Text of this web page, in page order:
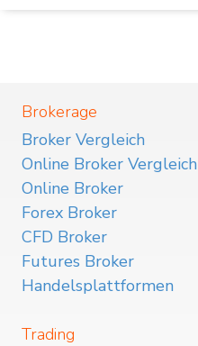
Brokerage
Broker Vergleich
Online Broker Vergleich
Online Broker
Forex Broker
CFD Broker
Futures Broker
Handelsplattformen
Trading